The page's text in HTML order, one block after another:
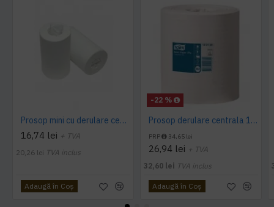
Prosop mini cu derulare centrala 1 pliu, 120 m Tork
16,74 lei + TVA
20,26 lei TVA inclus
Adaugă în Coş
-22 %
Prosop derulare centrala 1 pliu, 300 m Tork
PRP 34,65 lei
26,94 lei + TVA
32,60 lei TVA inclus
Adaugă în Coş